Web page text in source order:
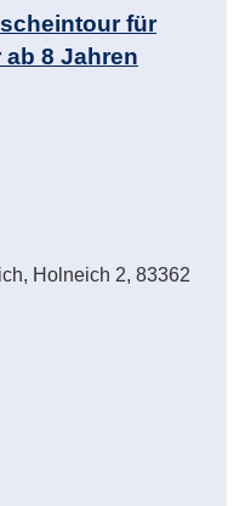
für
8 Jahren
Holneich 2, 83362